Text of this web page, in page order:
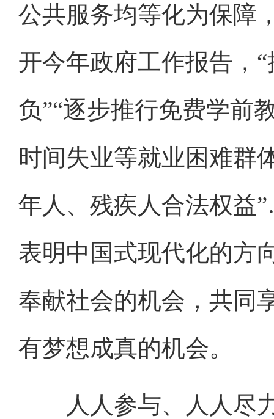
公共服务均等化为保障
开今年政府工作报告，
负”“逐步推行免费学前
时间失业等就业困难群
年人、残疾人合法权
表明中国式现代化的方
奉献社会的机会，共同
有梦想成真的机会。
人人参与、人人尽力